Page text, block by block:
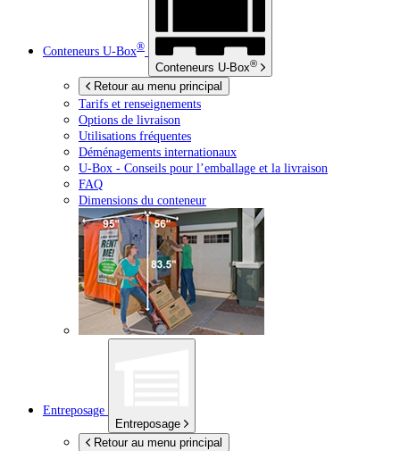
Conteneurs U-Box®
Conteneurs U-Box®
Retour au menu principal
Tarifs et renseignements
Options de livraison
Utilisations fréquentes
Déménagements internationaux
U-Box - Conseils pour l’emballage et la livraison
FAQ
Dimensions du conteneur
Entreposage
Entreposage
Retour au menu principal